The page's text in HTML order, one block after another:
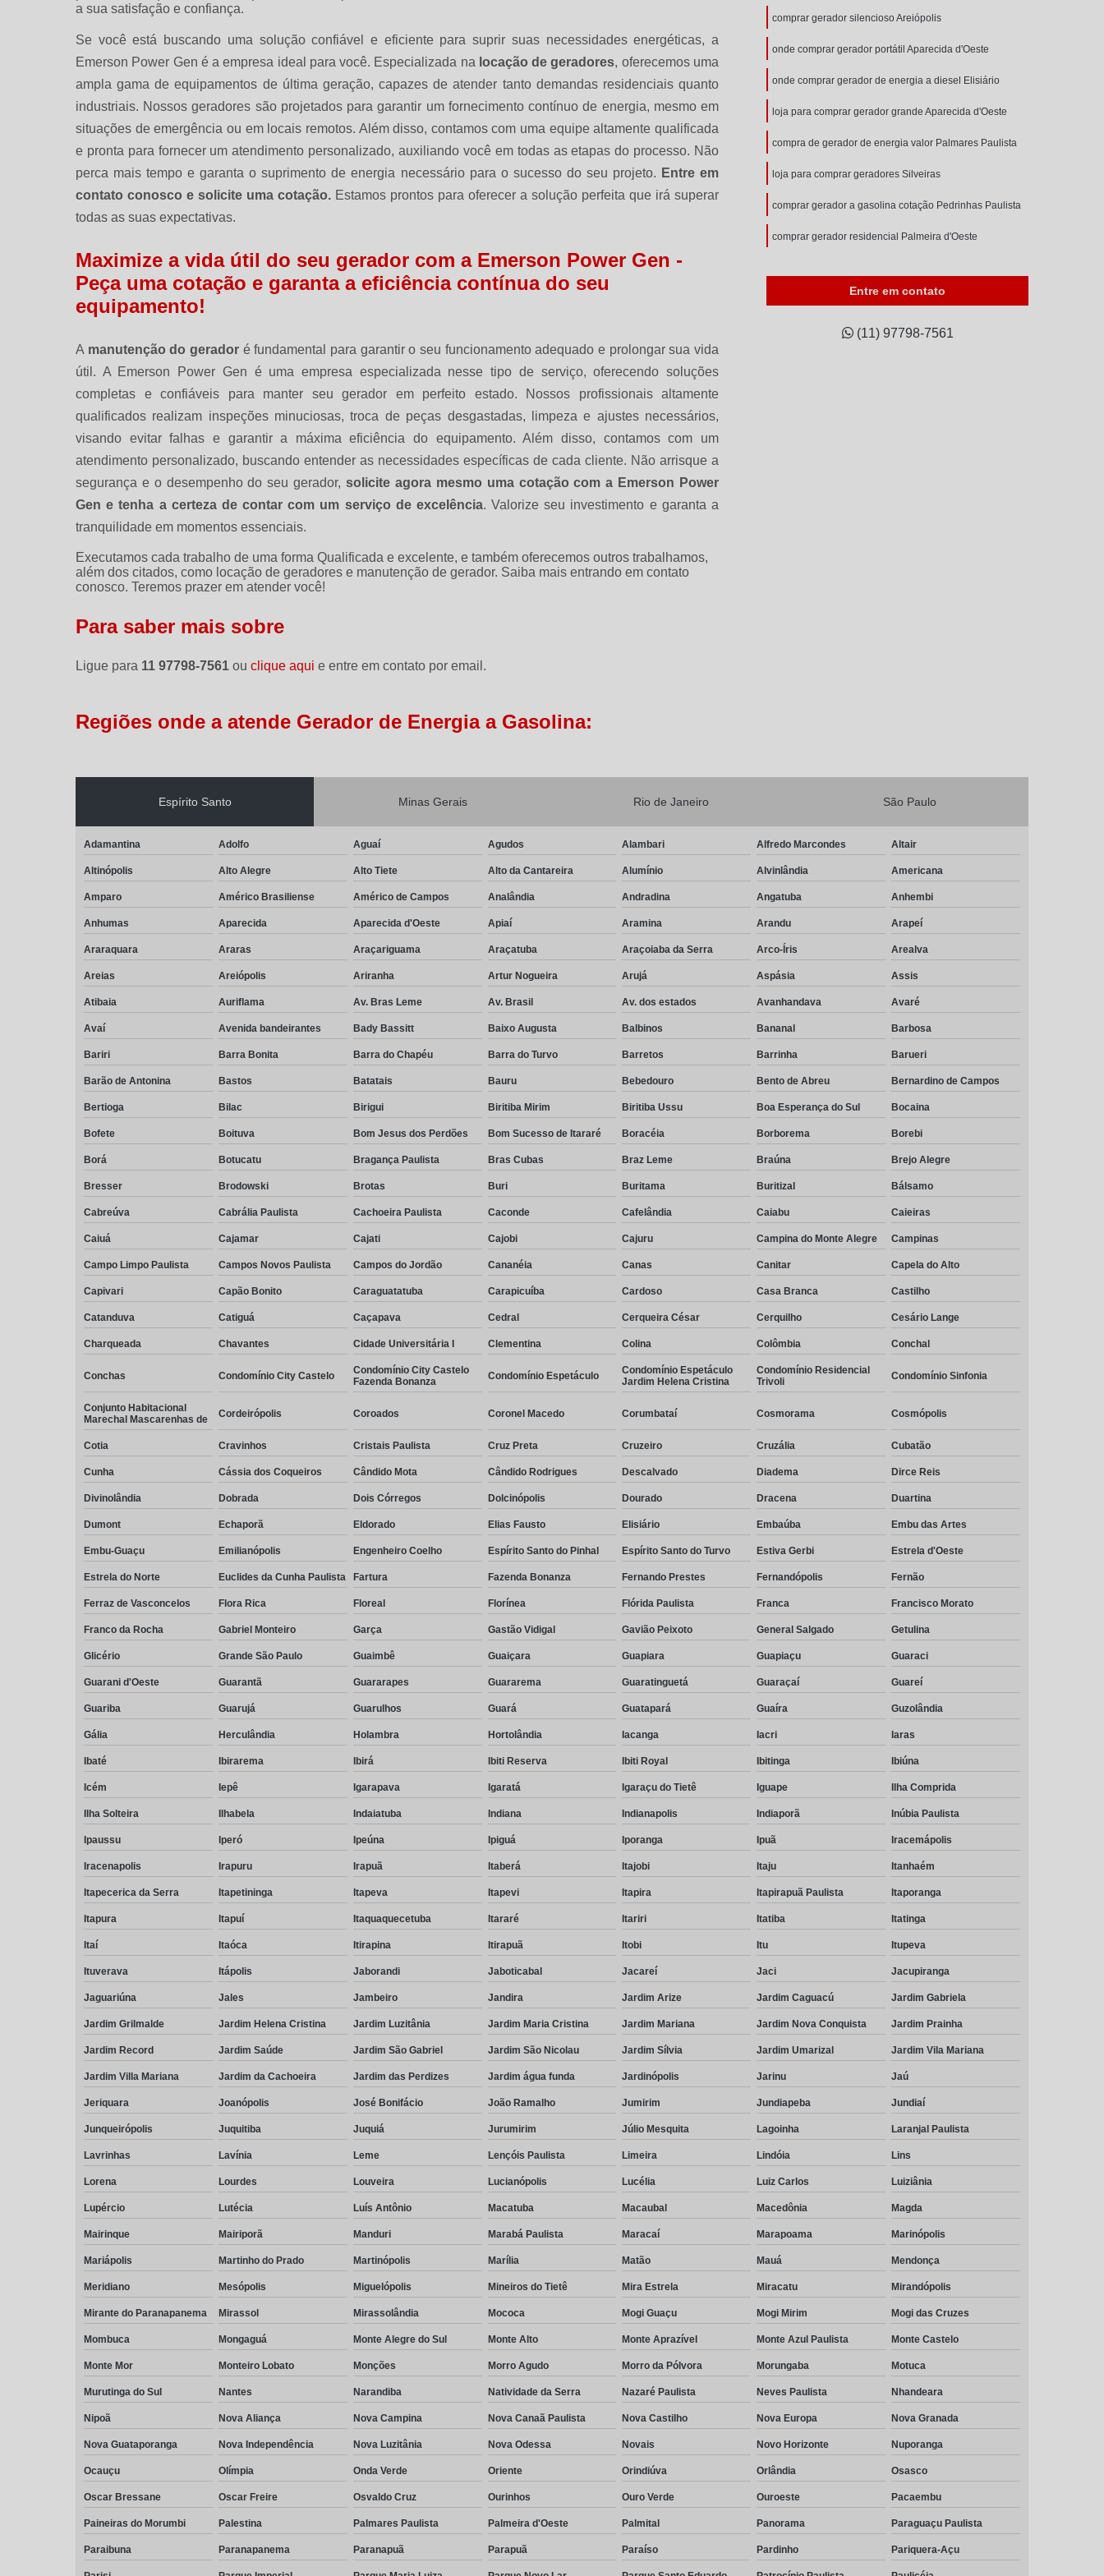
a sua satisfação e confiança.
Se você está buscando uma solução confiável e eficiente para suprir suas necessidades energéticas, a
Emerson Power Gen é a empresa ideal para você. Especializada na locação de geradores, oferecemos uma
ampla gama de equipamentos de última geração, capazes de atender tanto demandas residenciais quanto
industriais. Nossos geradores são projetados para garantir um fornecimento contínuo de energia, mesmo em
situações de emergência ou em locais remotos. Além disso, contamos com uma equipe altamente qualificada
e pronta para fornecer um atendimento personalizado, auxiliando você em todas as etapas do processo. Não
perca mais tempo e garanta o suprimento de energia necessário para o sucesso do seu projeto. Entre em
contato conosco e solicite uma cotação. Estamos prontos para oferecer a solução perfeita que irá superar
todas as suas expectativas.
Maximize a vida útil do seu gerador com a Emerson Power Gen -
Peça uma cotação e garanta a eficiência contínua do seu
equipamento!
A manutenção do gerador é fundamental para garantir o seu funcionamento adequado e prolongar sua vida
útil. A Emerson Power Gen é uma empresa especializada nesse tipo de serviço, oferecendo soluções
completas e confiáveis para manter seu gerador em perfeito estado. Nossos profissionais altamente
qualificados realizam inspeções minuciosas, troca de peças desgastadas, limpeza e ajustes necessários,
visando evitar falhas e garantir a máxima eficiência do equipamento. Além disso, contamos com um
atendimento personalizado, buscando entender as necessidades específicas de cada cliente. Não arrisque a
segurança e o desempenho do seu gerador, solicite agora mesmo uma cotação com a Emerson Power
Gen e tenha a certeza de contar com um serviço de excelência. Valorize seu investimento e garanta a
tranquilidade em momentos essenciais.
Executamos cada trabalho de uma forma Qualificada e excelente, e também oferecemos outros trabalhamos,
além dos citados, como locação de geradores e manutenção de gerador. Saiba mais entrando em contato
conosco. Teremos prazer em atender você!
Para saber mais sobre
Ligue para 11 97798-7561 ou clique aqui e entre em contato por email.
comprar gerador silencioso Areiópolis
onde comprar gerador portátil Aparecida d'Oeste
onde comprar gerador de energia a diesel Elisiário
loja para comprar gerador grande Aparecida d'Oeste
compra de gerador de energia valor Palmares Paulista
loja para comprar geradores Silveiras
comprar gerador a gasolina cotação Pedrinhas Paulista
comprar gerador residencial Palmeira d'Oeste
Entre em contato
(11) 97798-7561
Regiões onde a atende Gerador de Energia a Gasolina:
Espírito Santo Minas Gerais Rio de Janeiro São Paulo
Adamantina Adolfo Aguaí Agudos Alambari Alfredo Marcondes Altair
Altinópolis Alto Alegre Alto Tiete Alto da Cantareira Alumínio Alvinlândia Americana
Amparo Américo Brasiliense Américo de Campos Analândia Andradina Angatuba Anhembi
Anhumas Aparecida Aparecida d'Oeste Apiaí Aramina Arandu Arapeí
Araraquara Araras Araçariguama Araçatuba Araçoiaba da Serra Arco-Íris Arealva
Areias Areiópolis Ariranha Artur Nogueira Arujá Aspásia Assis
Atibaia Auriflama Av. Bras Leme Av. Brasil Av. dos estados Avanhandava Avaré
Avaí Avenida bandeirantes Bady Bassitt Baixo Augusta Balbinos Bananal Barbosa
Bariri Barra Bonita Barra do Chapéu Barra do Turvo Barretos Barrinha Barueri
Barão de Antonina Bastos Batatais Bauru Bebedouro Bento de Abreu Bernardino de Campos
Bertioga Bilac Birigui Biritiba Mirim Biritiba Ussu Boa Esperança do Sul Bocaina
Bofete Boituva Bom Jesus dos Perdões Bom Sucesso de Itararé Boracéia Borborema Borebi
Borá Botucatu Bragança Paulista Bras Cubas Braz Leme Braúna Brejo Alegre
Bresser Brodowski Brotas Buri Buritama Buritizal Bálsamo
Cabreúva Cabrália Paulista Cachoeira Paulista Caconde Cafelândia Caiabu Caieiras
Caiuá Cajamar Cajati Cajobi Cajuru Campina do Monte Alegre Campinas
Campo Limpo Paulista Campos Novos Paulista Campos do Jordão Cananéia Canas Canitar Capela do Alto
Capivari Capão Bonito Caraguatatuba Carapicuíba Cardoso Casa Branca Castilho
Catanduva Catiguá Caçapava Cedral Cerqueira César Cerquilho Cesário Lange
Charqueada Chavantes Cidade Universitária I Clementina Colina Colômbia Conchal
Conchas Condomínio City Castelo
Condomínio City Castelo
Fazenda Bonanza
Condomínio Espetáculo
Condomínio Espetáculo
Jardim Helena Cristina
Condomínio Residencial
Trivoli
Condomínio Sinfonia
Conjunto Habitacional
Marechal Mascarenhas de
Cordeirópolis Coroados Coronel Macedo Corumbataí Cosmorama Cosmópolis
Cotia Cravinhos Cristais Paulista Cruz Preta Cruzeiro Cruzália Cubatão
Cunha Cássia dos Coqueiros Cândido Mota Cândido Rodrigues Descalvado Diadema Dirce Reis
Divinolândia Dobrada Dois Córregos Dolcinópolis Dourado Dracena Duartina
Dumont Echaporã Eldorado Elias Fausto Elisiário Embaúba Embu das Artes
Embu-Guaçu Emilianópolis Engenheiro Coelho Espírito Santo do Pinhal Espírito Santo do Turvo Estiva Gerbi Estrela d'Oeste
Estrela do Norte Euclides da Cunha Paulista Fartura Fazenda Bonanza Fernando Prestes Fernandópolis Fernão
Ferraz de Vasconcelos Flora Rica Floreal Florínea Flórida Paulista Franca Francisco Morato
Franco da Rocha Gabriel Monteiro Garça Gastão Vidigal Gavião Peixoto General Salgado Getulina
Glicério Grande São Paulo Guaimbê Guaiçara Guapiara Guapiaçu Guaraci
Guarani d'Oeste Guarantã Guararapes Guararema Guaratinguetá Guaraçaí Guareí
Guariba Guarujá Guarulhos Guará Guatapará Guaíra Guzolândia
Gália Herculândia Holambra Hortolândia Iacanga Iacri Iaras
Ibaté Ibirarema Ibirá Ibiti Reserva Ibiti Royal Ibitinga Ibiúna
Icém Iepê Igarapava Igaratá Igaraçu do Tietê Iguape Ilha Comprida
Ilha Solteira Ilhabela Indaiatuba Indiana Indianapolis Indiaporã Inúbia Paulista
Ipaussu Iperó Ipeúna Ipiguá Iporanga Ipuã Iracemápolis
Iracenapolis Irapuru Irapuã Itaberá Itajobi Itaju Itanhaém
Itapecerica da Serra Itapetininga Itapeva Itapevi Itapira Itapirapuã Paulista Itaporanga
Itapura Itapuí Itaquaquecetuba Itararé Itariri Itatiba Itatinga
Itaí Itaóca Itirapina Itirapuã Itobi Itu Itupeva
Ituverava Itápolis Jaborandi Jaboticabal Jacareí Jaci Jacupiranga
Jaguariúna Jales Jambeiro Jandira Jardim Arize Jardim Caguacú Jardim Gabriela
Jardim Grilmalde Jardim Helena Cristina Jardim Luzitânia Jardim Maria Cristina Jardim Mariana Jardim Nova Conquista Jardim Prainha
Jardim Record Jardim Saúde Jardim São Gabriel Jardim São Nicolau Jardim Sílvia Jardim Umarizal Jardim Vila Mariana
Jardim Villa Mariana Jardim da Cachoeira Jardim das Perdizes Jardim água funda Jardinópolis Jarinu Jaú
Jeriquara Joanópolis José Bonifácio João Ramalho Jumirim Jundiapeba Jundiaí
Junqueirópolis Juquitiba Juquiá Jurumirim Júlio Mesquita Lagoinha Laranjal Paulista
Lavrinhas Lavínia Leme Lençóis Paulista Limeira Lindóia Lins
Lorena Lourdes Louveira Lucianópolis Lucélia Luiz Carlos Luiziânia
Lupércio Lutécia Luís Antônio Macatuba Macaubal Macedônia Magda
Mairinque Mairiporã Manduri Marabá Paulista Maracaí Marapoama Marinópolis
Mariápolis Martinho do Prado Martinópolis Marília Matão Mauá Mendonça
Meridiano Mesópolis Miguelópolis Mineiros do Tietê Mira Estrela Miracatu Mirandópolis
Mirante do Paranapanema Mirassol Mirassolândia Mococa Mogi Guaçu Mogi Mirim Mogi das Cruzes
Mombuca Mongaguá Monte Alegre do Sul Monte Alto Monte Aprazível Monte Azul Paulista Monte Castelo
Monte Mor Monteiro Lobato Monções Morro Agudo Morro da Pólvora Morungaba Motuca
Murutinga do Sul Nantes Narandiba Natividade da Serra Nazaré Paulista Neves Paulista Nhandeara
Nipoã Nova Aliança Nova Campina Nova Canaã Paulista Nova Castilho Nova Europa Nova Granada
Nova Guataporanga Nova Independência Nova Luzitânia Nova Odessa Novais Novo Horizonte Nuporanga
Ocauçu Olímpia Onda Verde Oriente Orindiúva Orlândia Osasco
Oscar Bressane Oscar Freire Osvaldo Cruz Ourinhos Ouro Verde Ouroeste Pacaembu
Paineiras do Morumbi Palestina Palmares Paulista Palmeira d'Oeste Palmital Panorama Paraguaçu Paulista
Paraibuna Paranapanema Paranapuã Parapuã Paraíso Pardinho Pariquera-Açu